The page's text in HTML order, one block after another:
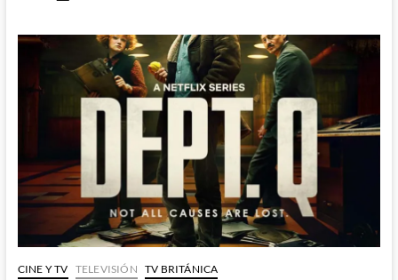
and
humanidad
no
puede
contar
con
el
Doctor
CINE Y TV TELEVISIÓN TV BRITÁNICA